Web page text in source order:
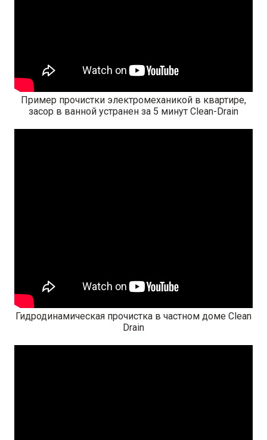
Пример прочистки электромеханикой в квартире,
засор в ванной устранен за 5 минут Clean-Drain
Гидродинамическая прочистка в частном доме Clean
Drain